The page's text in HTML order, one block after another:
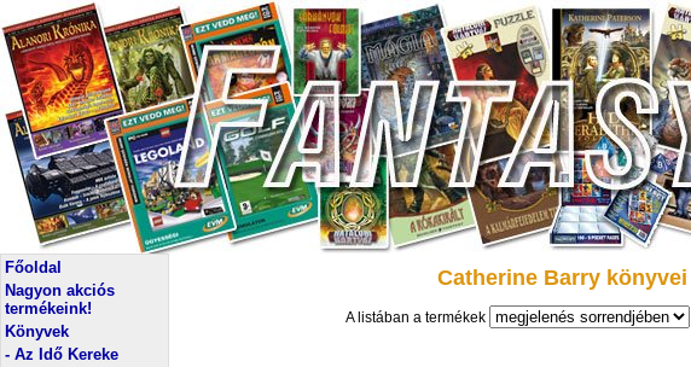
Főoldal
Nagyon akciós
termékeink!
Könyvek
- Az Idő Kereke
Catherine Barry könyvei
A listában a termékek